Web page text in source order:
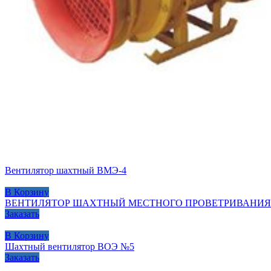
Вентилятор шахтный ВМЭ-4
В Корзину
ВЕНТИЛЯТОР ШАХТНЫЙ МЕСТНОГО ПРОВЕТРИВАНИЯ
Заказать
В Корзину
Шахтный вентилятор ВОЭ №5
Заказать